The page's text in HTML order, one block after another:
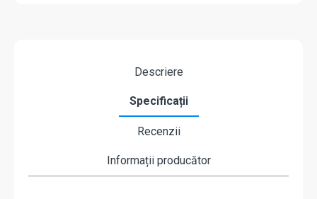
Descriere
Specificații
Recenzii
Informații producător